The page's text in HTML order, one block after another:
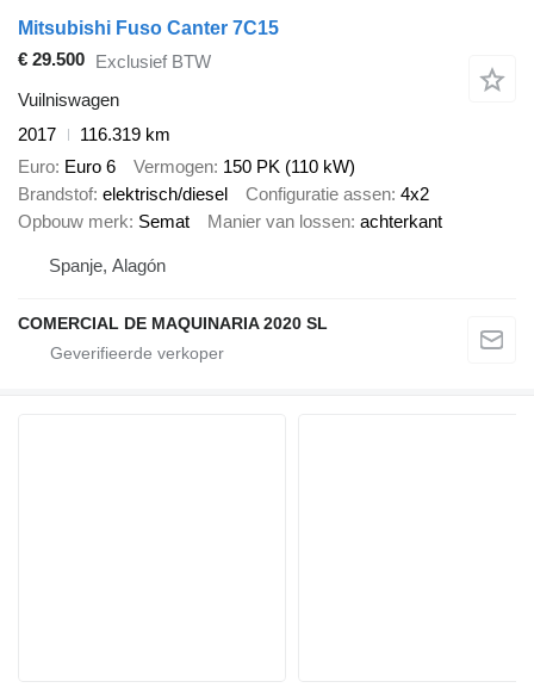
Mitsubishi Fuso Canter 7C15
€ 29.500 Exclusief BTW
Vuilniswagen
2017
116.319 km
Euro Euro 6 Vermogen 150 PK (110 kW)
Brandstof elektrisch/diesel Configuratie assen 4x2
Opbouw merk Semat Manier van lossen achterkant
Spanje, Alagón
COMERCIAL DE MAQUINARIA 2020 SL